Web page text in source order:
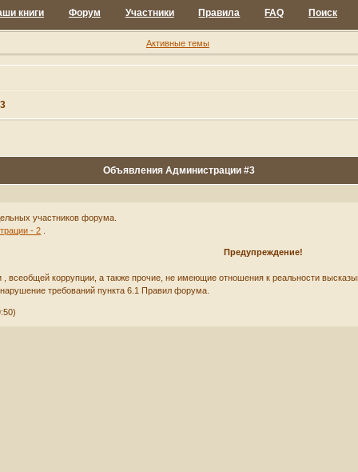
книги Форум Участники Правила FAQ Поиск
Активные темы
Объявления Администрации #3
участников форума.
- 2
Предупреждение!
, всеобщей коррупции, а также прочие, не имеющие отношения к реальности
требований пункта 6.1 Правил форума.